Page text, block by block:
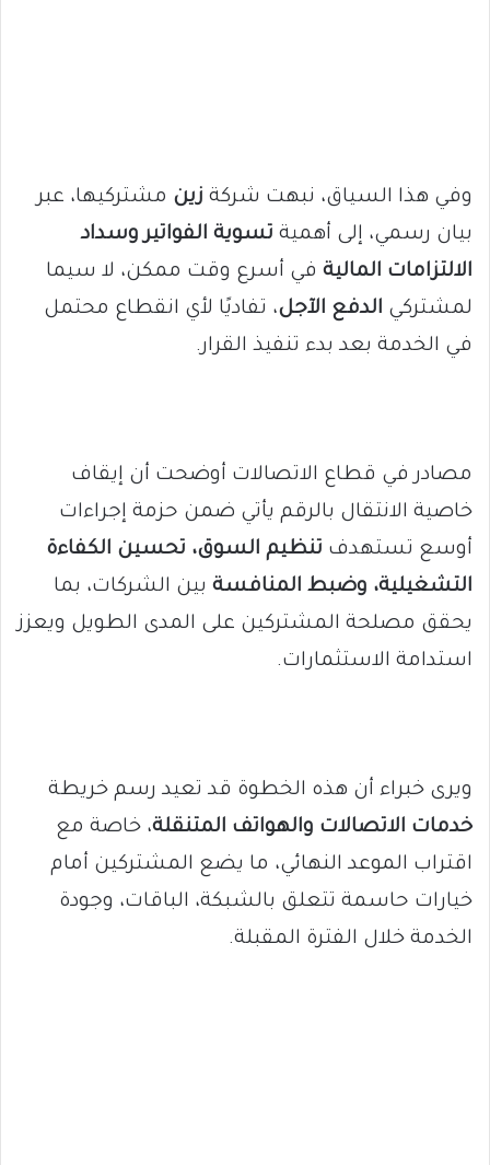
وفي هذا السياق، نبهت شركة زين مشتركيها، عبر
بيان رسمي، إلى أهمية تسوية الفواتير وسداد
الالتزامات المالية في أسرع وقت ممكن، لا سيما
لمشتركي الدفع الآجل، تفاديًا لأي انقطاع محتمل
في الخدمة بعد بدء تنفيذ القرار.
مصادر في قطاع الاتصالات أوضحت أن إيقاف
خاصية الانتقال بالرقم يأتي ضمن حزمة إجراءات
أوسع تستهدف تنظيم السوق، تحسين الكفاءة
التشغيلية، وضبط المنافسة بين الشركات، بما
يحقق مصلحة المشتركين على المدى الطويل ويعزز
استدامة الاستثمارات.
ويرى خبراء أن هذه الخطوة قد تعيد رسم خريطة
خدمات الاتصالات والهواتف المتنقلة، خاصة مع
اقتراب الموعد النهائي، ما يضع المشتركين أمام
خيارات حاسمة تتعلق بالشبكة، الباقات، وجودة
الخدمة خلال الفترة المقبلة.